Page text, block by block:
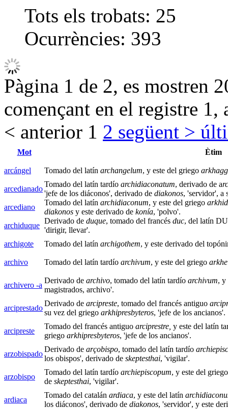
Tots els trobats: 25
Ocurrències: 393
Pàgina 1 de 2, es mostren
començant en el registre 1,
< anterior 1 2 següent >
Mot Ètim
arcángel Tomado del latín archangelum, y este del griego
arcedianado
Tomado del latín tardío archidiaconatum, derivado de a
'jefe de los diáconos', derivado de diakonos, 'servidor', a
arcediano
Tomado del latín archidiaconum, y este del griego
diakonos y este derivado de konía, 'polvo'.
archiduque
Derivado de duque, tomado del francés duc, del latín
'dirigir, llevar'.
archigote
Tomado del latín archigothem, y este derivado del
archivo Tomado del latín tardío archivum, y este del griego
archivero -a
Derivado de archivo, tomado del latín tardío archivum, y
magistrados, archivo'.
arciprestado
Derivado de arcipreste, tomado del francés antiguo
su vez del griego arkhipresbyteros, 'jefe de los ancianos'.
arcipreste
Tomado del francés antiguo arciprestre, y este del latín
griego arkhipresbyteros, 'jefe de los ancianos'.
arzobispado
Derivado de arçobispo, tomado del latín tardío
los obispos', derivado de skeptesthai, 'vigilar'.
arzobispo
Tomado del latín tardío archiepiscopum, y este del
de skeptesthai, 'vigilar'.
ardiaca
Tomado del catalán ardiaca, y este del latín
los diáconos', derivado de diakonos, 'servidor', y este